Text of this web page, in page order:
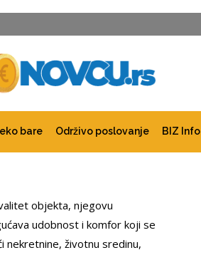
bare Održivo poslovanje BIZ Info
objekta, njegovu
udobnost i komfor koji se
nekretnine, životnu sredinu,